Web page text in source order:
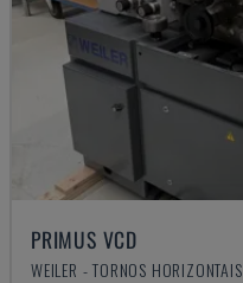
PRIMUS VCD
WEILER - TORNOS HORIZONTAIS